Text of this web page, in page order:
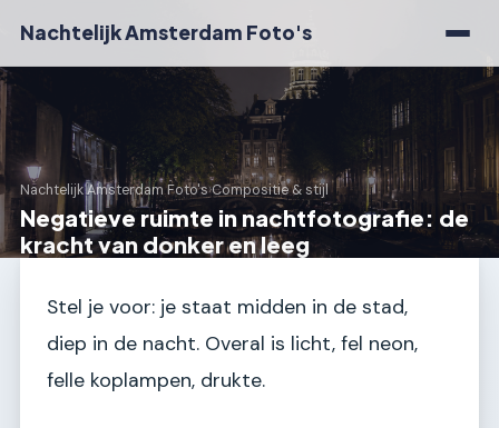
Nachtelijk Amsterdam Foto's
Nachtelijk Amsterdam Foto's›Compositie & stijl
Negatieve ruimte in nachtfotografie: de
kracht van donker en leeg
Stel je voor: je staat midden in de stad,
diep in de nacht. Overal is licht, fel neon,
felle koplampen, drukte.